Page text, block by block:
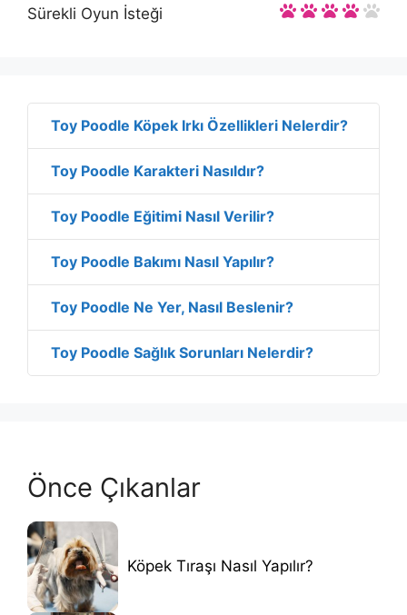
Sürekli Oyun İsteği
Toy Poodle Köpek Irkı Özellikleri Nelerdir?
Toy Poodle Karakteri Nasıldır?
Toy Poodle Eğitimi Nasıl Verilir?
Toy Poodle Bakımı Nasıl Yapılır?
Toy Poodle Ne Yer, Nasıl Beslenir?
Toy Poodle Sağlık Sorunları Nelerdir?
Önce Çıkanlar
Köpek Tıraşı Nasıl Yapılır?